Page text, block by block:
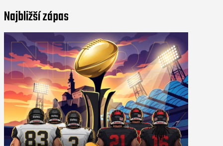
Najbližší zápas